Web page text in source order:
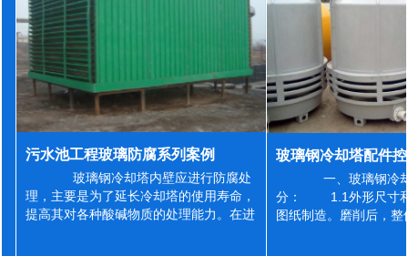
污水池工程玻璃防腐系列案例
玻璃钢冷却塔内壁应进行防腐处
理，主要是为了延长冷却塔的使用寿命，
提高其对各种酸碱物质的处理能力。在进
一、玻璃钢冷
分： 1.1外形尺寸和
图纸制造。磨削后，